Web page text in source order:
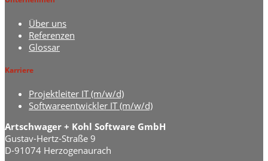
Über uns
Referenzen
Glossar
Karriere
Projektleiter IT (m/w/d)
Softwareentwickler IT (m/w/d)
Artschwager + Kohl Software GmbH
Gustav-Hertz-Straße 9
D-91074 Herzogenaurach